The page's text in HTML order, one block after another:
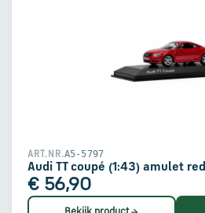
ART.NR.A5-5797
Audi TT coupé (1:43) amulet red
€ 56,90